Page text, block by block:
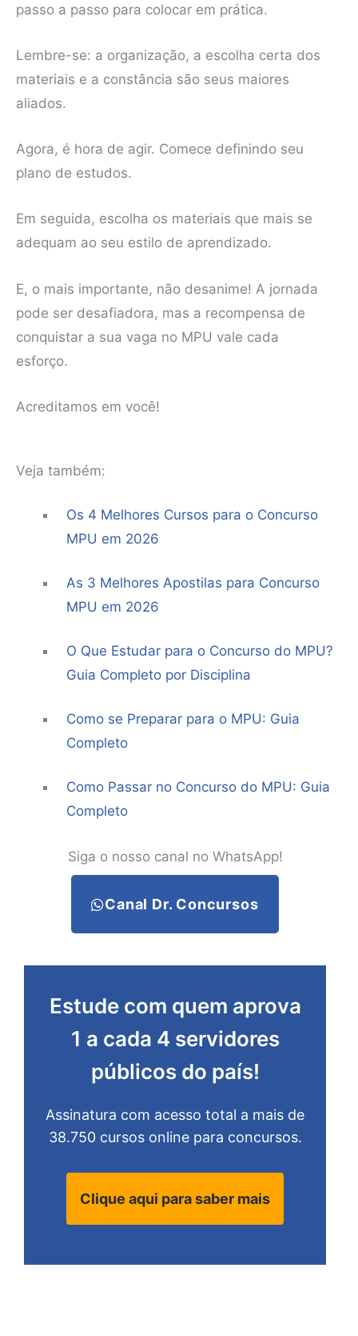
passo a passo para colocar em prática.
Lembre-se: a organização, a escolha certa dos
materiais e a constância são seus maiores
aliados.
Agora, é hora de agir. Comece definindo seu
plano de estudos.
Em seguida, escolha os materiais que mais se
adequam ao seu estilo de aprendizado.
E, o mais importante, não desanime! A jornada
pode ser desafiadora, mas a recompensa de
conquistar a sua vaga no MPU vale cada
esforço.
Acreditamos em você!
Veja também:
Os 4 Melhores Cursos para o Concurso
MPU em 2026
As 3 Melhores Apostilas para Concurso
MPU em 2026
O Que Estudar para o Concurso do MPU?
Guia Completo por Disciplina
Como se Preparar para o MPU: Guia
Completo
Como Passar no Concurso do MPU: Guia
Completo
Siga o nosso canal no WhatsApp!
Canal Dr. Concursos
Estude com quem aprova
1 a cada 4 servidores
públicos do país!
Assinatura com acesso total a mais de
38.750 cursos online para concursos.
Clique aqui para saber mais